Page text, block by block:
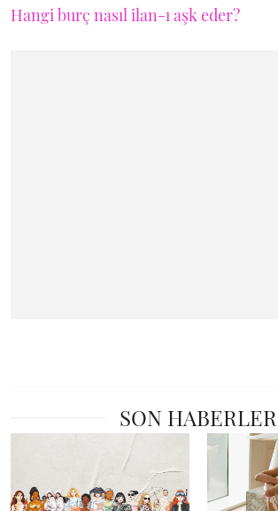
Hangi burç nasıl ilan-ı aşk eder?
SON HABERLER